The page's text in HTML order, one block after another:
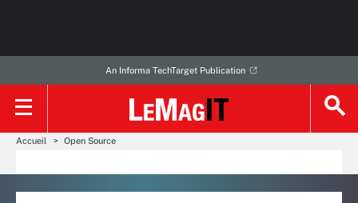
An Informa TechTarget Publication
Accueil Open Source